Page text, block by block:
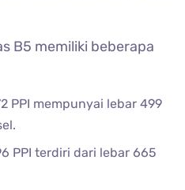
B5 memiliki beberapa
PPI mempunyai lebar 499
PPI terdiri dari lebar 665